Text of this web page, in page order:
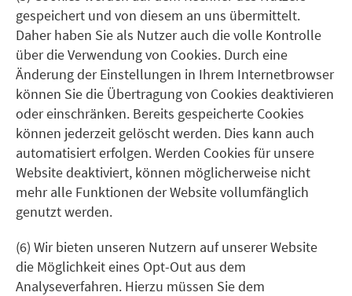
gespeichert und von diesem an uns übermittelt.
Daher haben Sie als Nutzer auch die volle Kontrolle
über die Verwendung von Cookies. Durch eine
Änderung der Einstellungen in Ihrem Internetbrowser
können Sie die Übertragung von Cookies deaktivieren
oder einschränken. Bereits gespeicherte Cookies
können jederzeit gelöscht werden. Dies kann auch
automatisiert erfolgen. Werden Cookies für unsere
Website deaktiviert, können möglicherweise nicht
mehr alle Funktionen der Website vollumfänglich
genutzt werden.
(6) Wir bieten unseren Nutzern auf unserer Website
die Möglichkeit eines Opt-Out aus dem
Analyseverfahren. Hierzu müssen Sie dem